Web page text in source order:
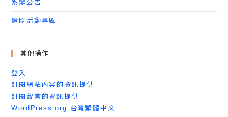
系辦公告
證照活動專區
其他操作
登入
訂閱網站內容的資訊提供
訂閱留言的資訊提供
WordPress.org 台灣繁體中文